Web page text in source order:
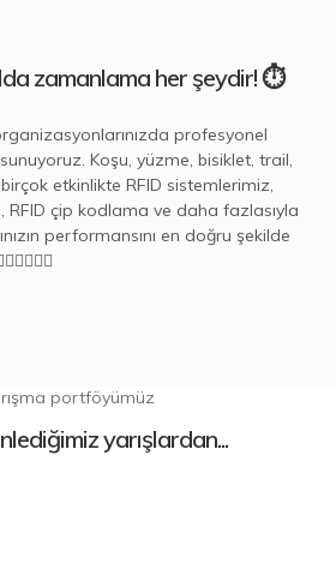
zamanlama her şeydir! ⏱️
profesyonel
Koşu, yüzme, bisiklet, trail,
etkinlikte RFID sistemlerimiz,
RFID çip kodlama ve daha fazlasıyla
performansını en doğru şekilde
portföyümüz
yarışlardan...